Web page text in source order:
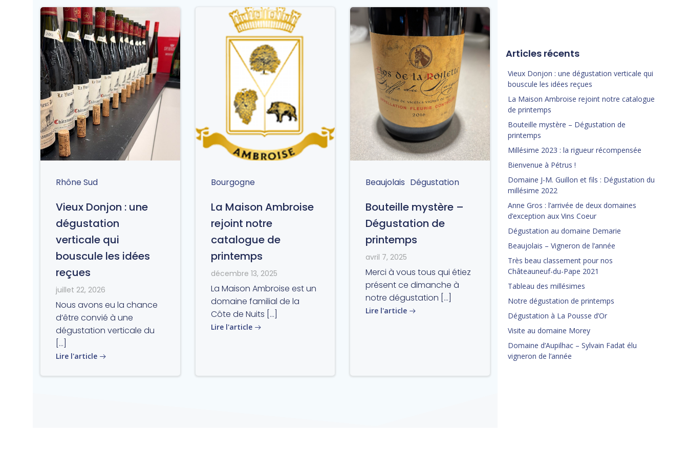
Rhône Sud
Vieux Donjon : une
dégustation
verticale qui
bouscule les idées
reçues
juillet 22, 2026
Nous avons eu la chance
d’être convié à une
dégustation verticale du
[…]
Lire l'article
Bourgogne
La Maison Ambroise
rejoint notre
catalogue de
printemps
décembre 13, 2025
La Maison Ambroise est un
domaine familial de la
Côte de Nuits […]
Lire l'article
Beaujolais Dégustation
Bouteille mystère –
Dégustation de
printemps
avril 7, 2025
Merci à vous tous qui étiez
présent ce dimanche à
notre dégustation […]
Lire l'article
Articles récents
Vieux Donjon : une dégustation verticale qui
bouscule les idées reçues
La Maison Ambroise rejoint notre catalogue
de printemps
Bouteille mystère – Dégustation de
printemps
Millésime 2023 : la rigueur récompensée
Bienvenue à Pétrus !
Domaine J-M. Guillon et fils : Dégustation du
millésime 2022
Anne Gros : l’arrivée de deux domaines
d’exception aux Vins Coeur
Dégustation au domaine Demarie
Beaujolais – Vigneron de l’année
Très beau classement pour nos
Châteauneuf-du-Pape 2021
Tableau des millésimes
Notre dégustation de printemps
Dégustation à La Pousse d’Or
Visite au domaine Morey
Domaine d’Aupilhac – Sylvain Fadat élu
vigneron de l’année